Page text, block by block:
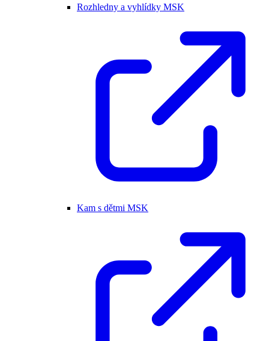
Rozhledny a vyhlídky MSK
Kam s dětmi MSK